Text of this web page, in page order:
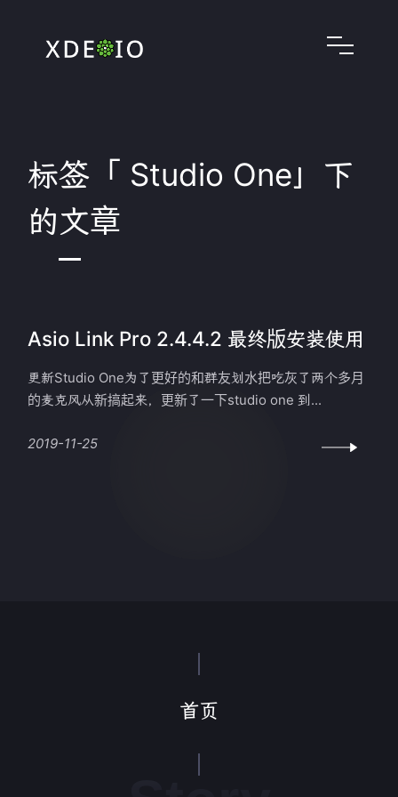
标签「 Studio One」下
的文章
Asio Link Pro 2.4.4.2 最终版安装使用
更新Studio One为了更好的和群友划水把吃灰了两个多月
的麦克风从新搞起来，更新了一下studio one 到...
2019-11-25
首页